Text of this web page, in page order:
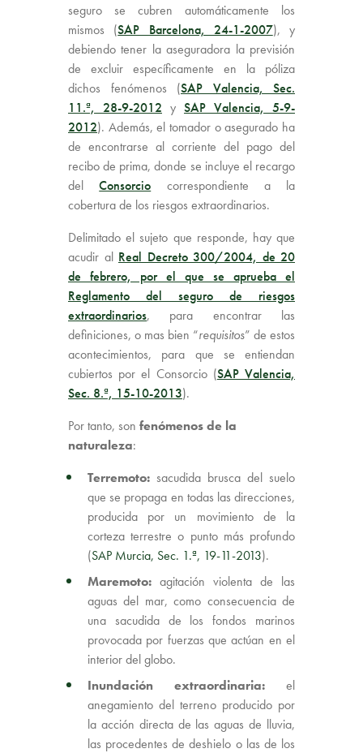
seguro se cubren automáticamente los
mismos (SAP Barcelona, 24-1-2007), y
debiendo tener la aseguradora la previsión
de excluir específicamente en la póliza
dichos fenómenos (SAP Valencia, Sec.
11.ª, 28-9-2012 y SAP Valencia, 5-9-
2012). Además, el tomador o asegurado ha
de encontrarse al corriente del pago del
recibo de prima, donde se incluye el recargo
delConsorcio correspondiente a la
cobertura de los riesgos extraordinarios.
Delimitado el sujeto que responde, hay que
acudir al Real Decreto 300/2004, de 20
de febrero, por el que se aprueba el
Reglamento del seguro de riesgos
extraordinarios, para encontrar las
definiciones, o mas bien “requisitos” de estos
acontecimientos, para que se entiendan
cubiertos por el Consorcio (SAP Valencia,
Sec. 8.ª, 15-10-2013).
Por tanto, son fenómenos de la
naturaleza:
Terremoto: sacudida brusca del suelo
que se propaga en todas las direcciones,
producida por un movimiento de la
corteza terrestre o punto más profundo
(SAP Murcia, Sec. 1.ª, 19-11-2013).
Maremoto: agitación violenta de las
aguas del mar, como consecuencia de
una sacudida de los fondos marinos
provocada por fuerzas que actúan en el
interior del globo.
Inundación extraordinaria: el
anegamiento del terreno producido por
la acción directa de las aguas de lluvia,
las procedentes de deshielo o las de los